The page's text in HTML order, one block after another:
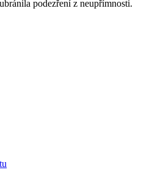
podezření z neupřímnosti.